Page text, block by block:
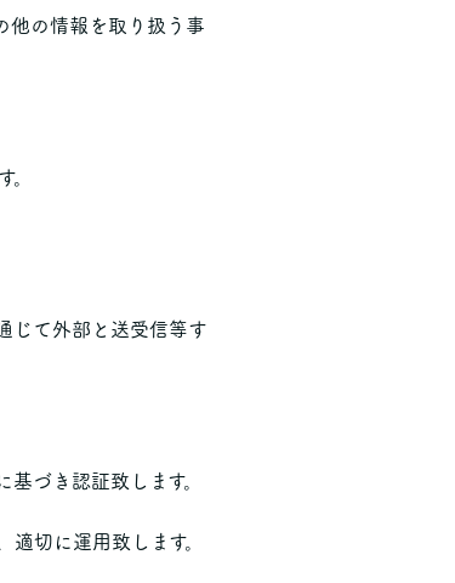
他の情報を取り扱う事
。
じて外部と送受信等す
づき認証致します。
切に運用致します。